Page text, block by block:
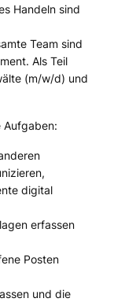
Handeln sind
Team sind
Als Teil
(m/w/d) und
Aufgaben:
digital
erfassen
Posten
und die